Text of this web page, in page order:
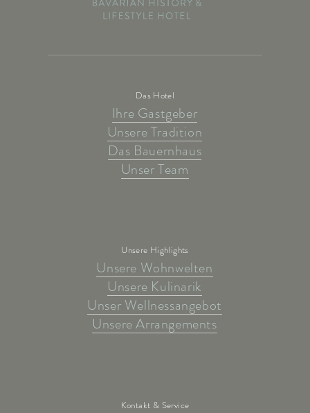
Das Hotel
Ihre Gastgeber
Unsere Tradition
Das Bauernhaus
Unser Team
Unsere Highlights
Unsere Wohnwelten
Unsere Kulinarik
Unser Wellnessangebot
Unsere Arrangements
Kontakt & Service